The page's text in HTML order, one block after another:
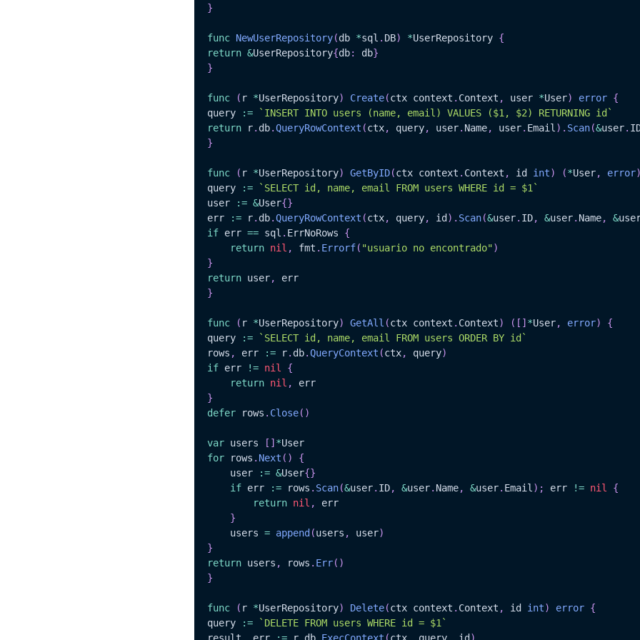
}
func NewUserRepository(db *sql . DB) *UserRepository {
return &UserRepository{db: db}
}
func ( r *UserRepository) Create(ctx context . Context , user *User) error {
query
:=
`INSERT INTO users (name, email) VALUES ($1, $2) RETURNING id`
return r. db.QueryRowContext (ctx, query, user. Name, user. Email ) . Scan(&user.
}
func ( r *UserRepository) GetByID(ctx context . Context , id int) (*User, error)
query
:=
`SELECT id, name, email FROM users WHERE id = $1`
user
:= &User{}
err
:= r. db.QueryRowContext (ctx, query, id ) . Scan(&user. ID, &user. Name, &
if err == sql . ErrNoRows {
return nil , fmt . Errorf( "usuario no encontrado")
}
return user,
}
func ( r *UserRepository) GetAll (ctx context . Context) ( [ ] *User, error)
{
query
:=
`SELECT id, name, email FROM users ORDER BY id`
rows , err := r. db.QueryContext (ctx, query)
if err != nil
{
return nil ,
}
defer rows . Close( )
var users [ ] *
for rows . Next ( )
{
	user
:= &User{}
if err := rows . Scan(&user. ID, &user. Name, &user. Email ) ; err != nil
{
return nil ,
err
}
	users
= append (users , user)
}
return users , rows . Err( )
}
func ( r *UserRepository) Delete(ctx context . Context , id int) error {
query
:=
`DELETE FROM users WHERE id = $1`